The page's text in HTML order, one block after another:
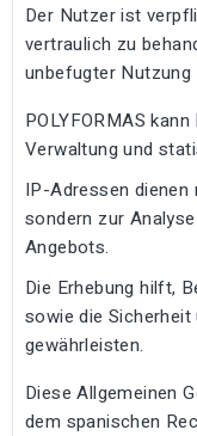
Der Nutzer ist
vertraulich zu
unbefugter
POLYFORMAS
Verwaltung und
IP-Adressen
sondern zur
Angebots.
Die Erhebung hilft,
sowie die
gewährleisten.
Diese Allgemeinen
dem spanischen